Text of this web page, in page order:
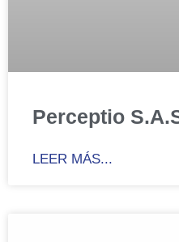
Perceptio
LEER MÁS...